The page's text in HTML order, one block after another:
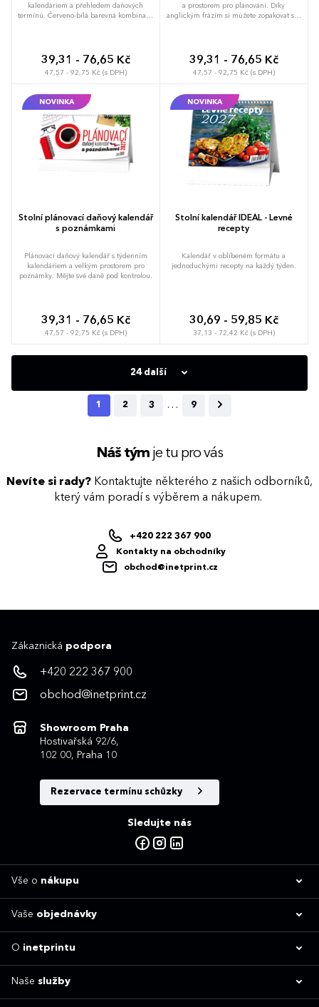
kalendáriem a přehledem daňových
termínů. Červeno-bílá barevná kombinace
39,31 - 76,65 Kč
47,57 - 92,75 Kč (s DPH)
a prostorem pro plánování. Díky
anglickým frázím si můžete zopakovat své
39,31 - 76,65 Kč
47,57 - 92,75 Kč (s DPH)
NOVINKA
Stolní plánovací daňový kalendář
s poznámkami
Plánovací daňový kalendář s týdenním
kalendáriem a velkým prostorem pro
poznámky. Mějte své daně pod kontrolou.
39,31 - 76,65 Kč
47,57 - 92,75 Kč (s DPH)
NOVINKA
Stolní kalendář IDEÁL - Levné
recepty
Kalendář v oblíbeném formátu a
jednoduchými recepty na každý týden.
30,69 - 59,85 Kč
37,13 - 72,42 Kč (s DPH)
24 další
1 2 3 … 9
Náš týmje tu pro vás
Nevíte si rady? Kontaktujte některého z našich odborníků,
který vám poradí s výběrem a nákupem.
+420 222 367 900
Kontakty na obchodníky
obchod@inetprint.cz
Zákaznická podpora
+420 222 367 900
obchod@inetprint.cz
Showroom Praha
Hostivařská 92/6,
102 00, Praha 10
Rezervace termínu schůzky
Sledujte nás
Vše o nákupu
Vaše objednávky
O inetprintu
Naše služby